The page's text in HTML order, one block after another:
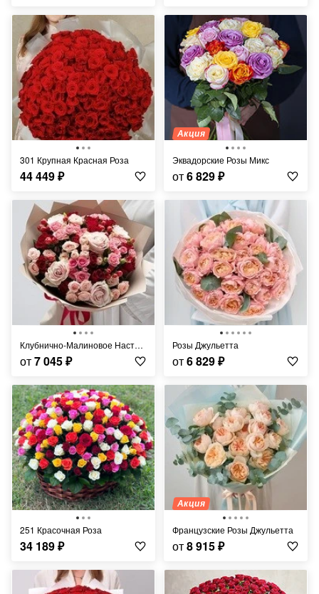
301 Крупная Красная Роза
44 449₽
Акция
Эквадорские Розы Микс
от6 829₽
Клубнично-Малиновое Настроение
от7 045₽
Розы Джульетта
от6 829₽
251 Красочная Роза
34 189₽
Акция
Французские Розы Джульетта
от8 915₽